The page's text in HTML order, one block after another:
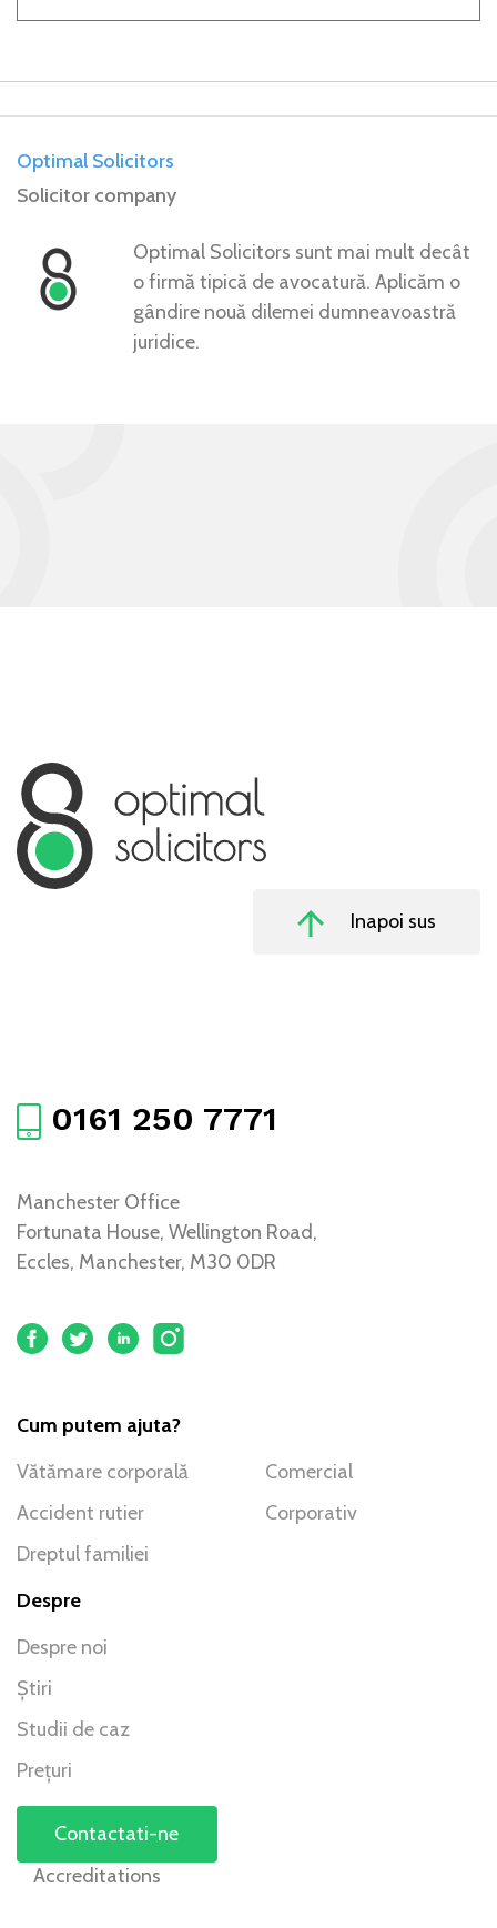
Optimal Solicitors
Solicitor company
Optimal Solicitors sunt mai mult decât
o firmă tipică de avocatură. Aplicăm o
gândire nouă dilemei dumneavoastră
juridice.
Inapoi sus
0161 250 7771
Manchester Office
Fortunata House, Wellington Road,
Eccles, Manchester, M30 0DR
Cum putem ajuta?
Vătămare corporală
Accident rutier
Dreptul familiei
Comercial
Corporativ
Despre
Despre noi
Știri
Studii de caz
Prețuri
Contactati-ne
Accreditations